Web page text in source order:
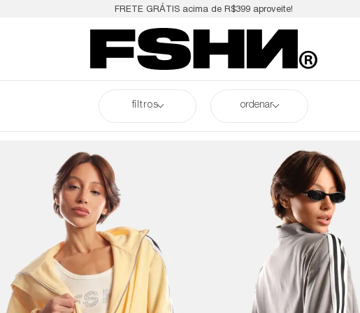
FRETE GRÁTIS acima de R$399 aproveite!
filtros